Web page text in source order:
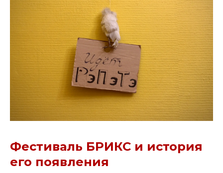
Фестиваль БРИКС и история
его появления
регистрации СМИ ЭЛ №
ФС77-84346 от 08.12.2022